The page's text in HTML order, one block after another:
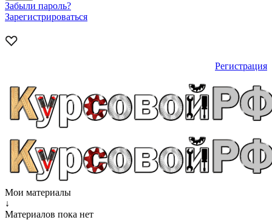
Забыли пароль?
Зарегистрироваться
Регистрация
Мои материалы
↓
Материалов пока нет